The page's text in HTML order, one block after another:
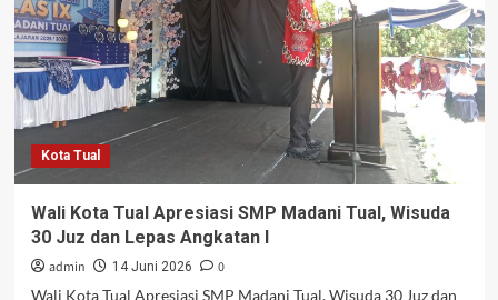
Sensus
Ekonomi
2026,
Ajak
Masyarakat
Sukseskan
Pendataan
Kota Tual
Wali Kota Tual Apresiasi SMP Madani Tual, Wisuda
30 Juz dan Lepas Angkatan I
admin 14 Juni 2026
0
Wali Kota Tual Apresiasi SMP Madani Tual, Wisuda 30 Juz dan